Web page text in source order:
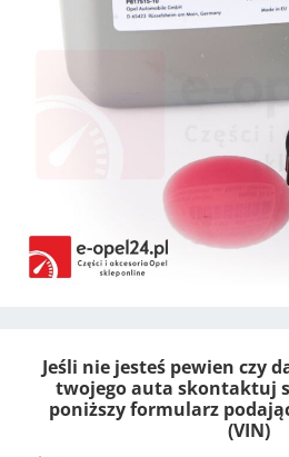
Jeśli nie jesteś pewien czy
twojego auta skontaktuj
poniższy formularz
(VIN)